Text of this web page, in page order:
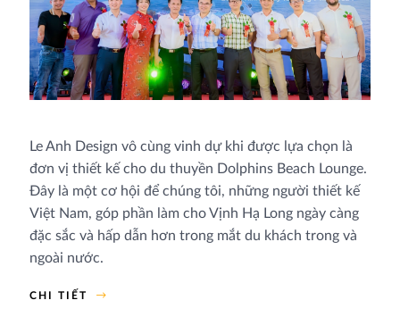
Le Anh Design vô cùng vinh dự khi được lựa chọn là
đơn vị thiết kế cho du thuyền Dolphins Beach Lounge.
Đây là một cơ hội để chúng tôi, những người thiết kế
Việt Nam, góp phần làm cho Vịnh Hạ Long ngày càng
đặc sắc và hấp dẫn hơn trong mắt du khách trong và
ngoài nước.
CHI TIẾT